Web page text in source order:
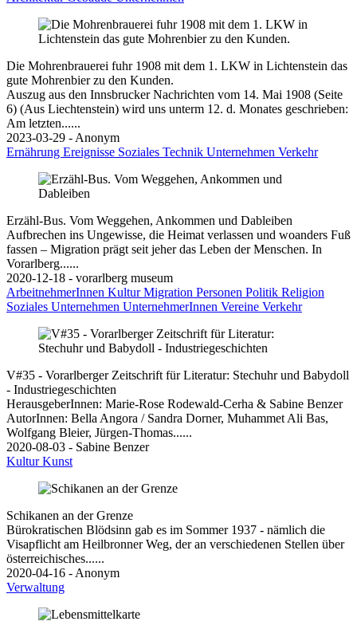
Die Mohrenbrauerei fuhr 1908 mit dem 1. LKW in Lichtenstein das
gute Mohrenbier zu den Kunden.
Auszug aus den Innsbrucker Nachrichten vom 14. Mai 1908 (Seite
6) (Aus Liechtenstein) wird uns unterm 12. d. Monates geschrieben:
Am letzten......
2023-03-29 - Anonym
Ernährung Ereignisse Soziales Technik Unternehmen Verkehr
Erzähl-Bus. Vom Weggehen, Ankommen und Dableiben
Aufbrechen ins Ungewisse, die Heimat verlassen und woanders Fuß
fassen – Migration prägt seit jeher das Leben der Menschen. In
Vorarlberg......
2020-12-18 - vorarlberg museum
ArbeitnehmerInnen KulturMigration Personen Politik Religion
Soziales Unternehmen UnternehmerInnen Vereine Verkehr
V#35 - Vorarlberger Zeitschrift für Literatur: Stechuhr und Babydoll
- Industriegeschichten
HerausgeberInnen: Marie-Rose Rodewald-Cerha & Sabine Benzer
AutorInnen: Bella Angora / Sandra Dorner, Muhammet Ali Bas,
Wolfgang Bleier, Jürgen-Thomas......
2020-08-03 - Sabine Benzer
KulturKunst
Schikanen an der Grenze
Bürokratischen Blödsinn gab es im Sommer 1937 - nämlich die
Visapflicht am Heilbronner Weg, der an verschiedenen Stellen über
österreichisches......
2020-04-16 - Anonym
Verwaltung